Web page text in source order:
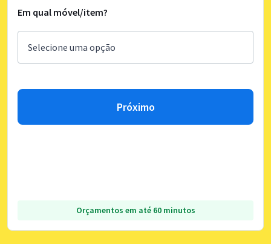
Em qual móvel/item?
Próximo
Orçamentos em até 60 minutos